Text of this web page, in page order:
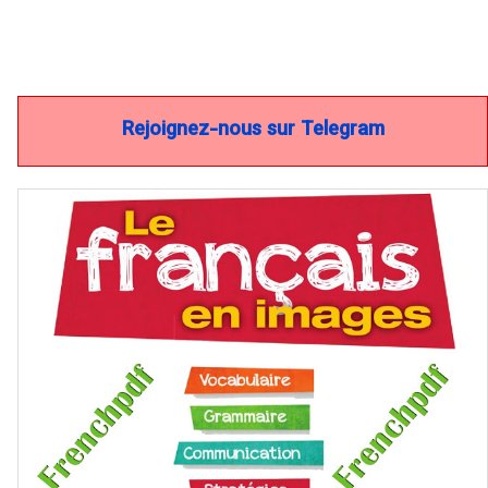
Rejoignez-nous sur Telegram